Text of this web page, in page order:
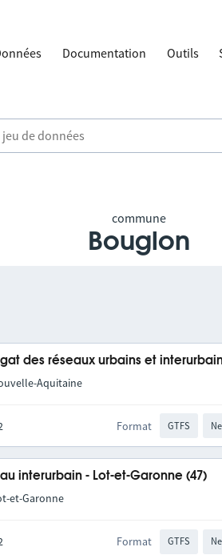
Documentation Outils
commune
Bouglon
des réseaux urbains et
Aquitaine
Format GTFS
interurbain - Lot-et-Garonne (47)
et-Garonne
Format GTFS